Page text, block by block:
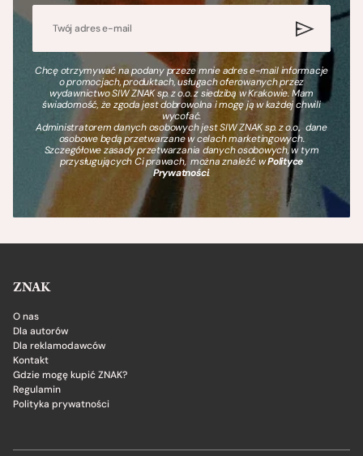
Chcę otrzymywać na podany przeze mnie adres e-mail informacje
o promocjach, produktach, usługach oferowanych przez
wydawnictwo SIW ZNAK sp. z o.o. z siedzibą w Krakowie. Mam
świadomość, że zgoda jest dobrowolna i mogę ją w każdej chwili
wycofać.
Administratorem danych osobowych jest SIW ZNAK sp. z o.o., dane
osobowe będą przetwarzane w celach marketingowych.
Szczegółowe zasady przetwarzania danych osobowych, w tym
przysługujących Ci prawach, można znaleźć wPolityce
Prywatności.
ZNAK
O nas
Dla autorów
Dla reklamodawców
Kontakt
Gdzie mogę kupić ZNAK?
Regulamin
Polityka prywatności